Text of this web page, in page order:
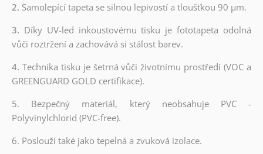
2. Samolepící tapeta se silnou lepivostí a tloušťkou 90 µm.
3. Díky UV-led inkoustovému tisku je fototapeta odolná
vůči roztržení a zachovává si stálost barev.
4. Technika tisku je šetrná vůči životnímu prostředí (VOC a
GREENGUARD GOLD certifikace).
5. Bezpečný materiál, který neobsahuje PVC -
Polyvinylchlorid (PVC-free).
6. Poslouží také jako tepelná a zvuková izolace.